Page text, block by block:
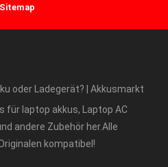
Sitemap
oder Ladegerät? | Akkusmarkt
für laptop akkus, Laptop AC
andere Zubehör her.Alle
kompatibel!